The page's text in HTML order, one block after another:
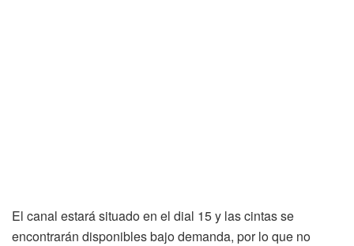
El canal estará situado en el dial 15 y las cintas se
encontrarán disponibles bajo demanda, por lo que no